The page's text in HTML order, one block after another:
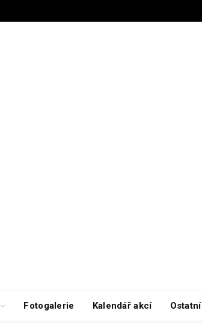
Fotogalerie Kalendář akcí Ostatní